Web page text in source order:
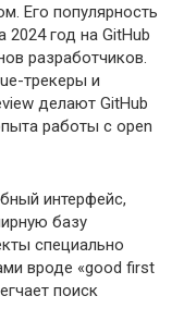
Его популярность
год на GitHub
разработчиков.
трекеры и
делают GitHub
работы с open
интерфейс,
базу
специально
вроде «good first
поиск